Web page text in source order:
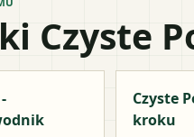
Czyste
Czyste
kroku